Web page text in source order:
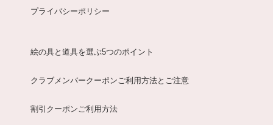
プライバシーポリシー
絵の具と道具を選ぶ5つのポイント
クラブメンバークーポンご利用方法とご注意
割引クーポンご利用方法